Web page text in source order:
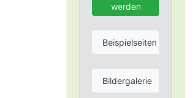
werden
Beispielseiten
Bildergalerie